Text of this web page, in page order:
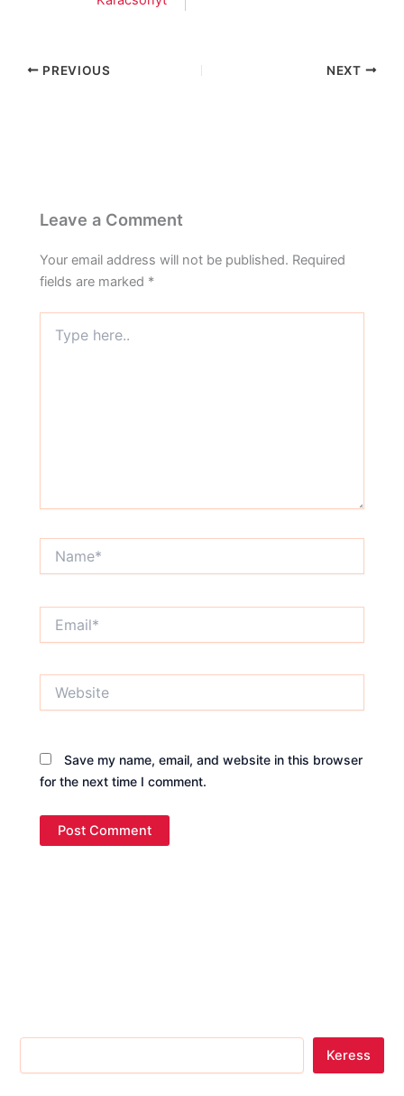
PREVIOUS NEXT
Leave a Comment
Your email address will not be published. Required
fields are marked *
here..
Save my name, email, and website in this browser
for the next time I comment.
Keress